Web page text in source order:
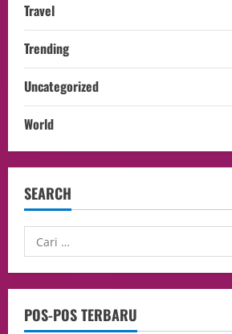
Travel
Trending
Uncategorized
World
SEARCH
POS-POS TERBARU